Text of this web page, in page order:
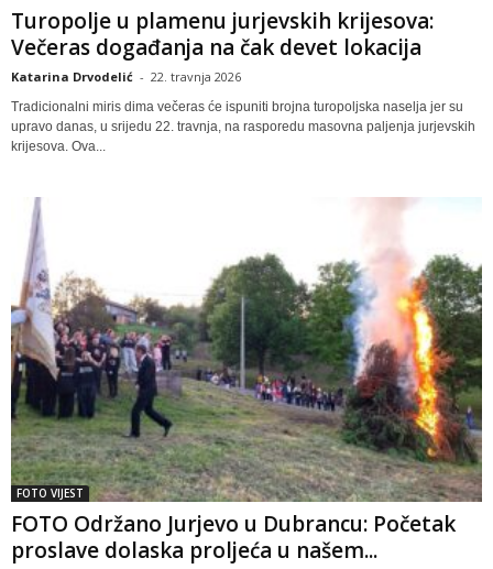
Turopolje u plamenu jurjevskih krijesova:
Večeras događanja na čak devet lokacija
Katarina Drvodelić - 22. travnja 2026
Tradicionalni miris dima večeras će ispuniti brojna turopoljska naselja jer su
upravo danas, u srijedu 22. travnja, na rasporedu masovna paljenja jurjevskih
krijesova. Ova...
FOTO VIJEST
FOTO Održano Jurjevo u Dubrancu: Početak
proslave dolaska proljeća u našem...